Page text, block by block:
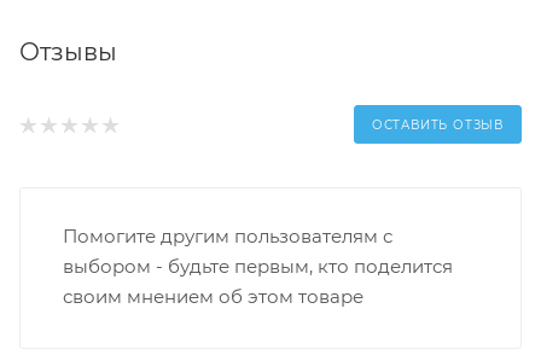
Отзывы
ОСТАВИТЬ ОТЗЫВ
Помогите другим пользователям с
выбором - будьте первым, кто поделится
своим мнением об этом товаре